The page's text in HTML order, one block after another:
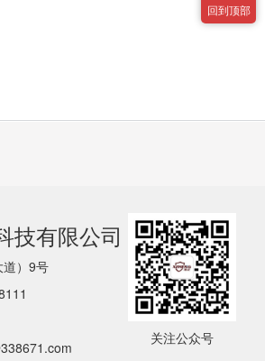
技有限公司
道）9号
关注公众号
回到顶部